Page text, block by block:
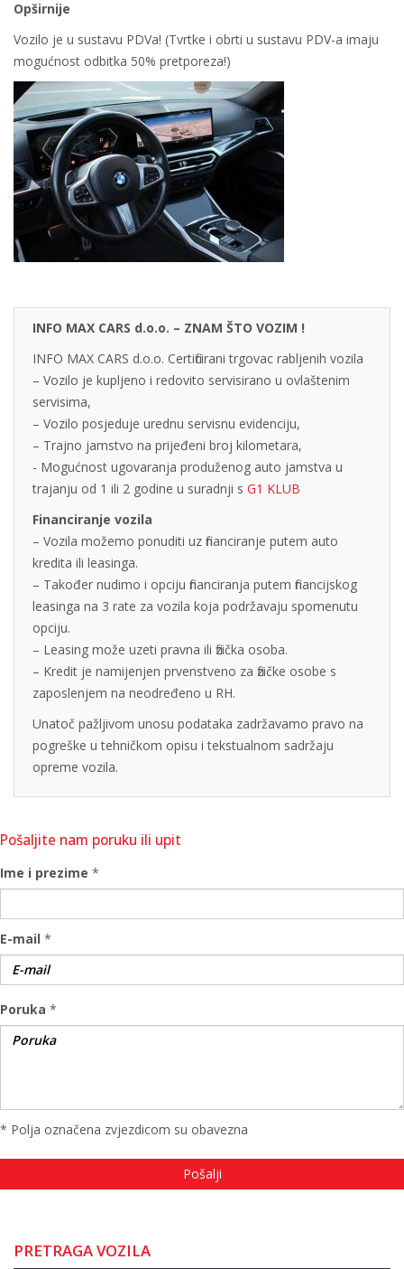
Opširnije
Vozilo je u sustavu PDVa! (Tvrtke i obrti u sustavu PDV-a imaju
mogućnost odbitka 50% pretporeza!)
INFO MAX CARS d.o.o. – ZNAM ŠTO VOZIM !
INFO MAX CARS d.o.o. Certificirani trgovac rabljenih vozila
– Vozilo je kupljeno i redovito servisirano u ovlaštenim
servisima,
– Vozilo posjeduje urednu servisnu evidenciju,
– Trajno jamstvo na prijeđeni broj kilometara,
- Mogućnost ugovaranja produženog auto jamstva u
trajanju od 1 ili 2 godine u suradnji s G1 KLUB
Financiranje vozila
– Vozila možemo ponuditi uz financiranje putem auto
kredita ili leasinga.
– Također nudimo i opciju financiranja putem financijskog
leasinga na 3 rate za vozila koja podržavaju spomenutu
opciju.
– Leasing može uzeti pravna ili fizička osoba.
– Kredit je namijenjen prvenstveno za fizičke osobe s
zaposlenjem na neodređeno u RH.
Unatoč pažljivom unosu podataka zadržavamo pravo na
pogreške u tehničkom opisu i tekstualnom sadržaju
opreme vozila.
Pošaljite nam poruku ili upit
Ime i prezime *
E-mail *
Poruka *
* Polja označena zvjezdicom su obavezna
PRETRAGA VOZILA